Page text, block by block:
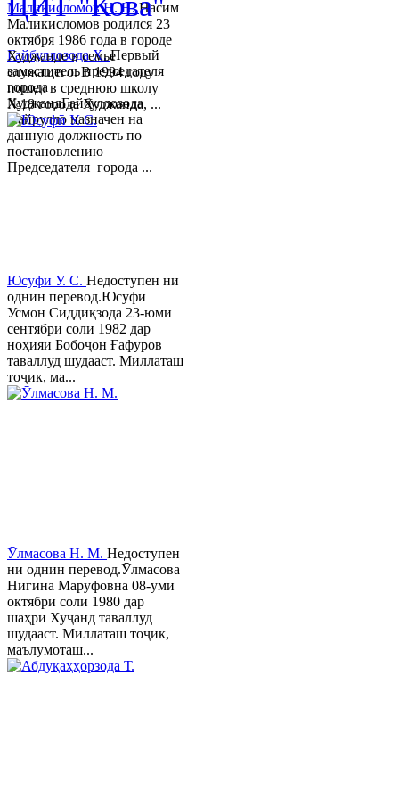
Гайбуллозода Х.Первый
заместитель председателя
города
ХуджандГайбуллозода
Хайрулло назначен на
данную должность по
постановлению
Председателя города ...
Маликисломов Н. Н.Насим
Маликисломов родился 23
октября 1986 года в городе
Худжанде в семье
служащего. В 1994 году
пошел в среднюю школу
№18 города Худжанда, ...
Юсуфӣ У. C. Недоступен ни
однин перевод.Юсуфӣ
Усмон Сиддиқзода 23-юми
сентябри соли 1982 дар
ноҳияи Бобоҷон Ғафуров
таваллуд шудааст. Миллаташ
тоҷик, ма...
Ӯлмасова Н. М. Недоступен
ни однин перевод.Ӯлмасова
Нигина Маруфовна 08-уми
октябри соли 1980 дар
шаҳри Хуҷанд таваллуд
шудааст. Миллаташ тоҷик,
маълумоташ...